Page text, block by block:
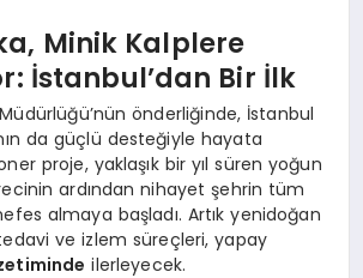
Minik Kalplere
İstanbul’dan Bir İlk
önderliğinde, İstanbul
da güçlü desteğiyle hayata
proje, yaklaşık bir yıl süren yoğun
ardından nihayet şehrin tüm
almaya başladı. Artık yenidoğan
ve izlem süreçleri, yapay
ilerleyecek.